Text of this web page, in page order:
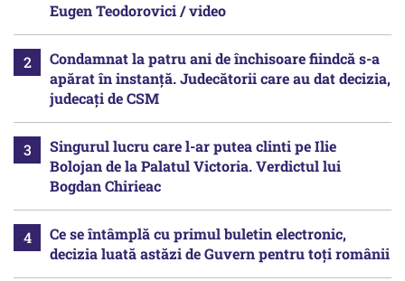
Eugen Teodorovici / video
Condamnat la patru ani de închisoare fiindcă s-a
apărat în instanță. Judecătorii care au dat decizia,
judecați de CSM
Singurul lucru care l-ar putea clinti pe Ilie
Bolojan de la Palatul Victoria. Verdictul lui
Bogdan Chirieac
Ce se întâmplă cu primul buletin electronic,
decizia luată astăzi de Guvern pentru toți românii